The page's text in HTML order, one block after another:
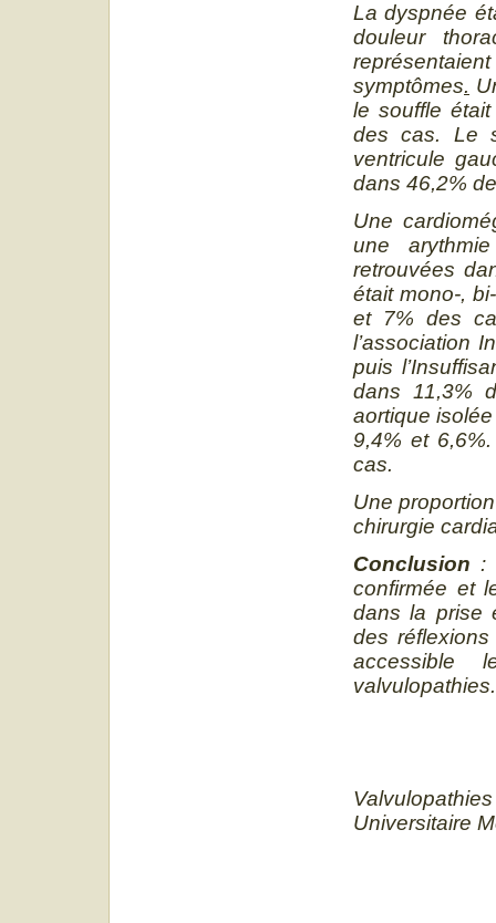
La dyspnée
douleur
symptômes.
le souffle
des cas. Le
ventricule
dans 46,2%
Une
une
retrouvées
était mono-,
et 7% des
l’association
puis
dans 11,3%
aortique
9,4% et
cas.
Une
chirurgie
Conclusion :
confirmée et
dans la prise
des
accessible
valvulopathies.
Universitaire